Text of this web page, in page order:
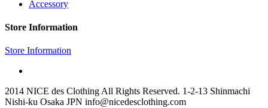
Accessory
Store Information
Store Information
2014 NICE des Clothing All Rights Reserved. 1-2-13 Shinmachi
Nishi-ku Osaka JPN info@nicedesclothing.com